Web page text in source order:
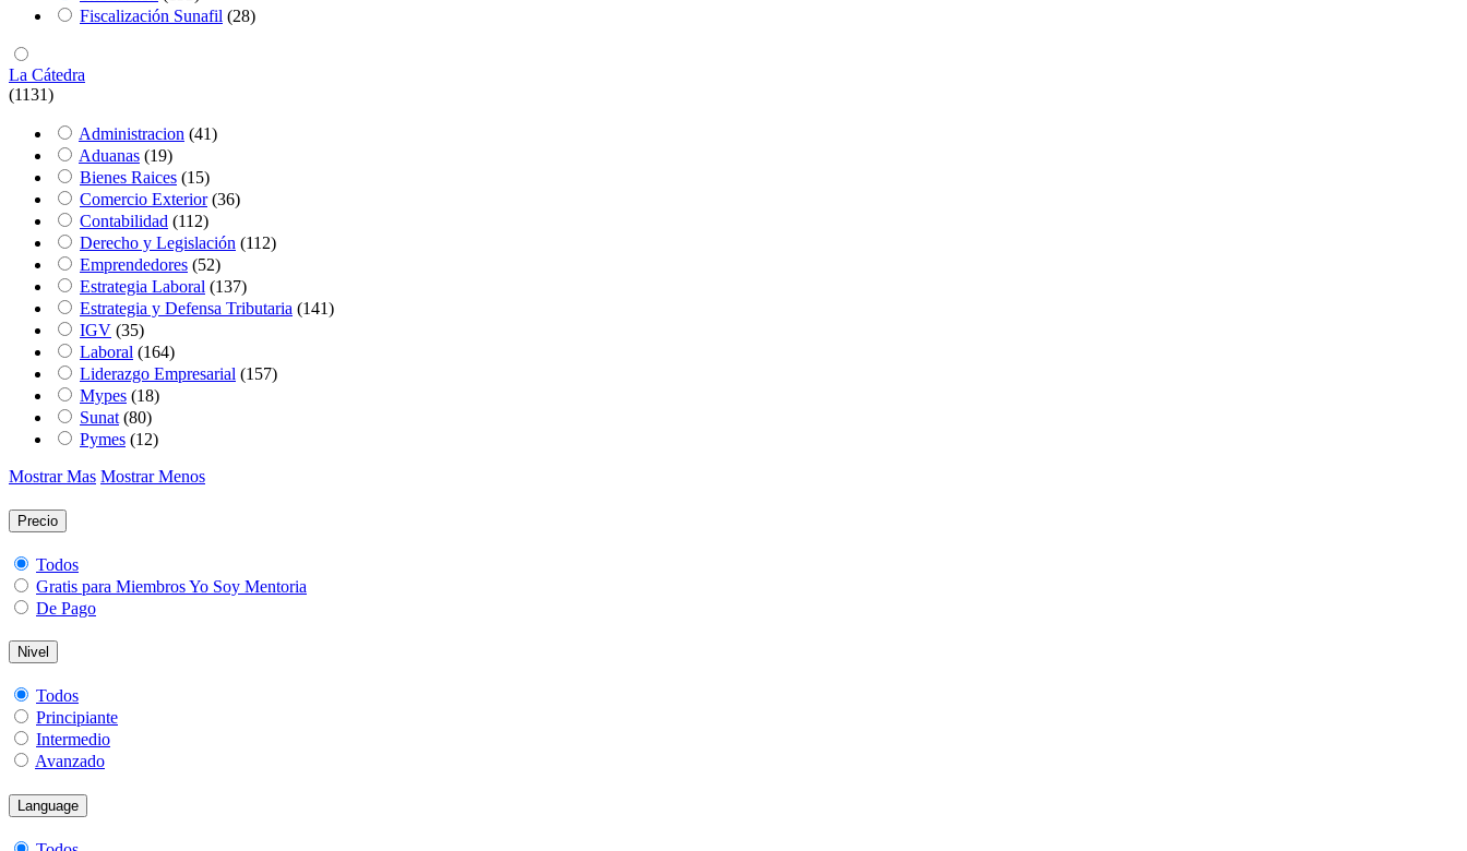
Fiscalización Sunafil (28)
La Cátedra
(1131)
Administracion (41)
Aduanas (19)
Bienes Raices (15)
Comercio Exterior (36)
Contabilidad (112)
Derecho y Legislación (112)
Emprendedores (52)
Estrategia Laboral (137)
Estrategia y Defensa Tributaria (141)
IGV (35)
Laboral (164)
Liderazgo Empresarial (157)
Mypes (18)
Sunat (80)
Pymes (12)
Mostrar Mas Mostrar Menos
Precio
Todos
Gratis para Miembros Yo Soy Mentoria
De Pago
Nivel
Todos
Principiante
Intermedio
Avanzado
Language